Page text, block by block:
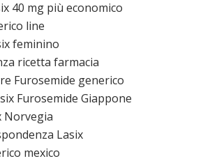
40 mg più economico
line
feminino
ricetta farmacia
Furosemide generico
Furosemide Giappone
Norvegia
Lasix
mexico